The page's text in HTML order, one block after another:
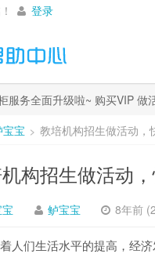
登录
服务全面升级啦~ 购买VIP 做
宝宝 > 教培机构招生做活动，
构招生做活动
鲈宝宝 8年前
人们生活水平的提高，经